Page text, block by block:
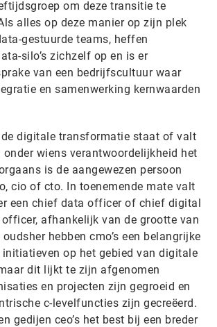
om deze transitie te
alles op deze manier op zijn plek
gestuurde teams, heffen
silo’s zichzelf op en is er
van een bedrijfscultuur waar
en samenwerking kernwaarden
de digitale transformatie staat of valt
onder wiens verantwoordelijkheid het
is de aangewezen persoon
cio of cto. In toenemende mate valt
een chief data officer of chief digital
afhankelijk van de grootte van
hebben cmo’s een belangrijke
op het gebied van digitale
dit lijkt te zijn afgenomen
en projecten zijn gegroeid en
c-levelfuncties zijn gecreëerd.
gedijen ceo’s het best bij een breder